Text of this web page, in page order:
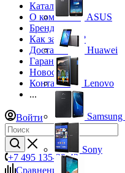
Каталог
О компании
Бренды
Как заказать?
Доставка
Гарантия
Новости
Контакты
...
Войти
+7 495 135-39-43
Сравнение
0
ASUS
Huawei
Lenovo
Sony